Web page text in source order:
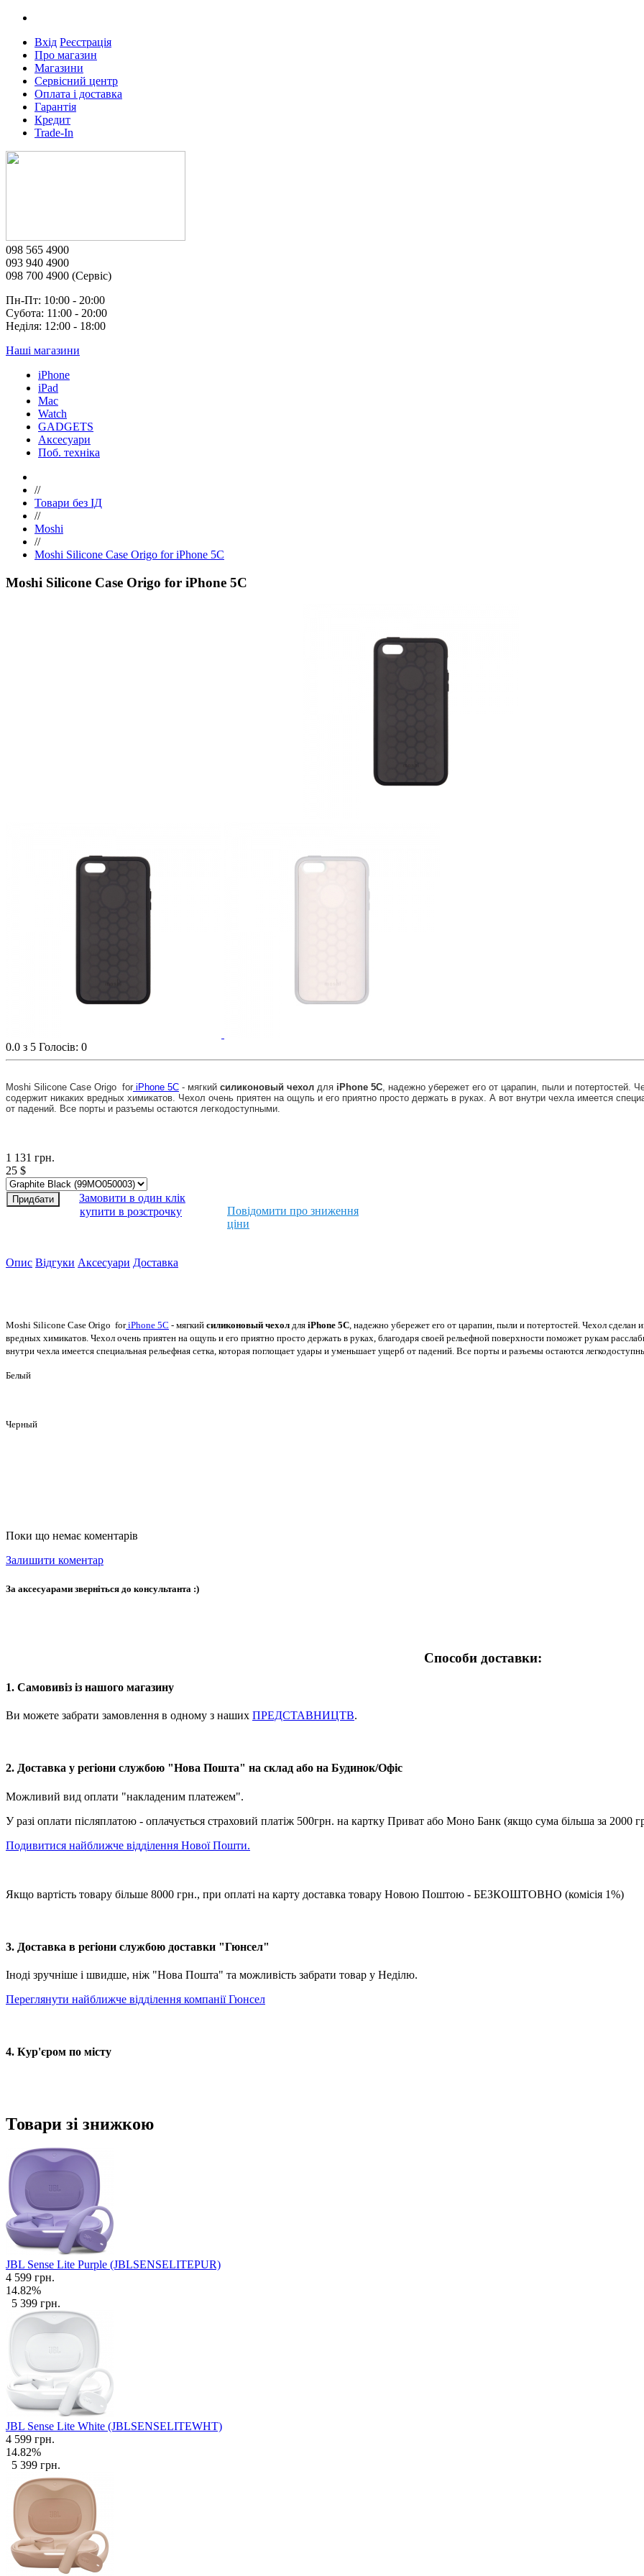
Вхід Реєстрація
Про магазин
Магазини
Сервісний центр
Оплата і доставка
Гарантія
Кредит
Trade-In
098 565 4900
093 940 4900
098 700 4900 (Сервіс)
Пн-Пт: 10:00 - 20:00
Субота: 11:00 - 20:00
Неділя: 12:00 - 18:00
Наші магазини
iPhone
iPad
Mac
Watch
GADGETS
Аксесуари
Поб. техніка
//
Товари без ІД
//
Moshi
//
Moshi Silicone Case Origo for iPhone 5C
Moshi Silicone Case Origo for iPhone 5C
0.0 з 5 Голосів: 0
Moshi Silicone Case Origo for iPhone 5C - мягкий силиконовый чехол для iPhone 5C, надежно убережет его от царапин, пыли и потертостей.
содержит никаких вредных химикатов. Чехол очень приятен на ощупь и его приятно просто держать в руках. А вот внутри чехла имеется
от падений. Все порты и разъемы остаются легкодоступными.
1 131 грн.
25 $
Замовити в один клік
купити в розстрочку
Повідомити про зниження
ціни
Опис Відгуки Аксесуари Доставка
Moshi Silicone Case Origo foriPhone 5C - мягкий силиконовый чехол для iPhone 5C, надежно убережет его от царапин, пыли и потертостей. Чехол сделан
вредных химикатов. Чехол очень приятен на ощупь и его приятно просто держать в руках, благодаря своей рельефной поверхности поможет рукам
внутри чехла имеется специальная рельефная сетка, которая поглощает удары и уменьшает ущерб от падений. Все порты и разъемы остаются
Белый
Черный
Поки що немає коментарів
Залишити коментар
За аксесуарами зверніться до консультанта :)
Способи доставки:
1. Самовивіз із нашого магазину
Ви можете забрати замовлення в одному з наших ПРЕДСТАВНИЦТВ.
2. Доставка у регіони службою "Нова Пошта" на склад або на Будинок/Офіс
Можливий вид оплати "накладеним платежем".
У разі оплати післяплатою - оплачується страховий платіж 500грн. на картку Приват або Моно Банк (якщо сума більша за 2000
Подивитися найближче відділення Нової Пошти.
Якщо вартість товару більше 8000 грн., при оплаті на карту доставка товару Новою Поштою - БЕЗКОШТОВНО (комісія 1%)
3. Доставка в регіони службою доставки "Гюнсел"
Іноді зручніше і швидше, ніж "Нова Пошта" та можливість забрати товар у Неділю.
Переглянути найближче відділення компанії Гюнсел
4. Кур'єром по місту
Товари зі знижкою
JBL Sense Lite Purple (JBLSENSELITEPUR)
4 599 грн.
14.82%
5 399 грн.
JBL Sense Lite White (JBLSENSELITEWHT)
4 599 грн.
14.82%
5 399 грн.